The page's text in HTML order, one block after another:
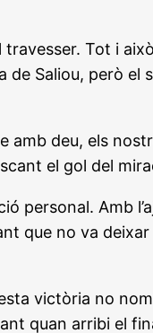
Tot i
Saliou, però el
amb deu, els
el gol del
personal. Amb
que no va deixar
victòria no
quan arribi el